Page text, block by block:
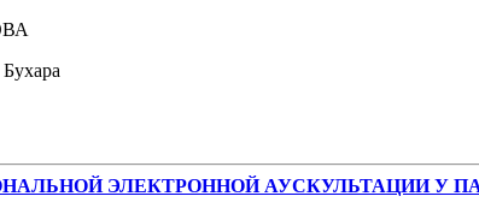
ЭЛЕКТРОННОЙ АУСКУЛЬТАЦИИ У